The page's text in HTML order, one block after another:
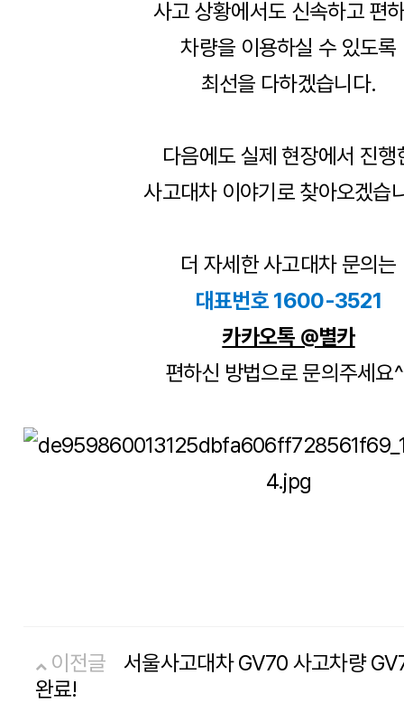
사고 상황에서도 신속하고 편
차량을 이용하실 수 있도록
최선을 다하겠습니다.
다음에도 실제 현장에서 진행
사고대차 이야기로 찾아오겠습
더 자세한 사고대차 문의는
대표번호 1600-3521
카카오톡 @별카
편하신 방법으로 문의주세요
이전글
서울사고대차 GV70 사고차량
완료!